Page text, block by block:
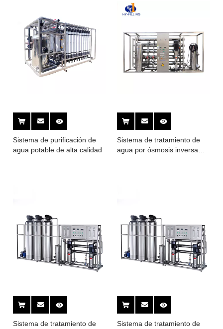
Sistema de purificación de
agua potable de alta calidad
Sistema de tratamiento de
agua por ósmosis inversa
Sistema de tratamiento de
Sistema de tratamiento de